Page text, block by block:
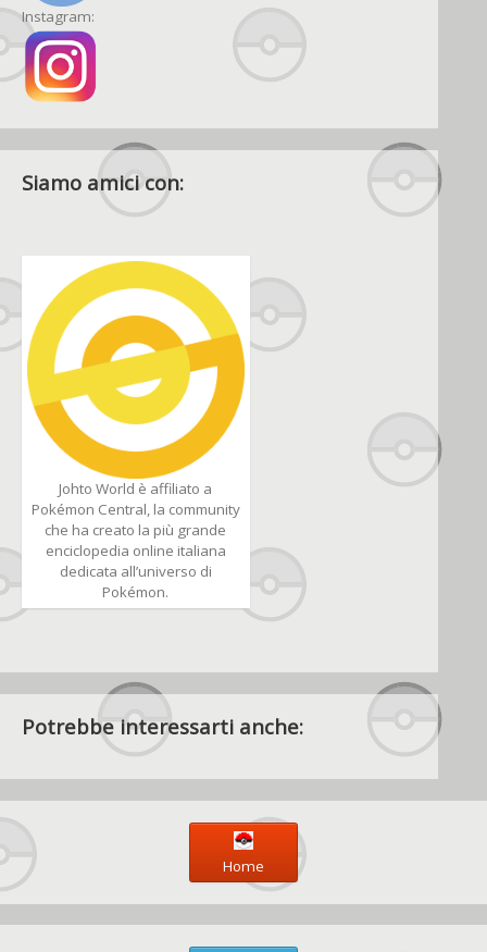
Instagram:
Siamo amici con:
Johto World è affiliato a
Pokémon Central, la community
che ha creato la più grande
enciclopedia online italiana
dedicata all’universo di
Pokémon.
Potrebbe interessarti anche:
Home